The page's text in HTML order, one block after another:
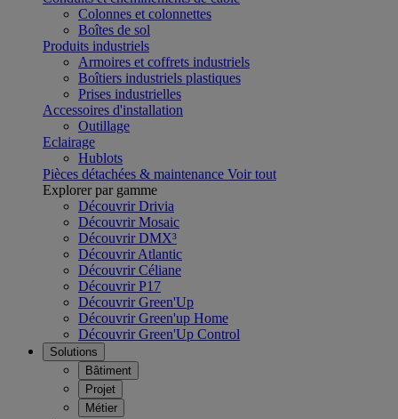
Colonnes et colonnettes
Boîtes de sol
Produits industriels
Armoires et coffrets industriels
Boîtiers industriels plastiques
Prises industrielles
Accessoires d'installation
Outillage
Eclairage
Hublots
Pièces détachées & maintenance Voir tout
Explorer par gamme
Découvrir Drivia
Découvrir Mosaic
Découvrir DMX³
Découvrir Atlantic
Découvrir Céliane
Découvrir P17
Découvrir Green'Up
Découvrir Green'up Home
Découvrir Green'Up Control
Solutions
Bâtiment
Projet
Métier